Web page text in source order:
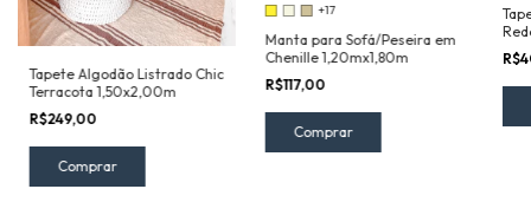
Tapete Algodão Listrado Chic
Terracota 1,50x2,00m
R$249,00
+17
Manta para Sofá/Peseira em
Chenille 1,20mx1,80m
R$117,00
Comprar